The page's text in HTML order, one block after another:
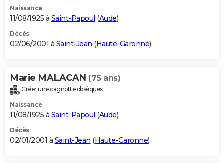
Naissance
11/08/1925 à Saint-Papoul (Aude)
Décès
02/06/2001 à Saint-Jean (Haute-Garonne)
Marie MALACAN (75 ans)
Créer une cagnotte obsèques
Naissance
11/08/1925 à Saint-Papoul (Aude)
Décès
02/01/2001 à Saint-Jean (Haute-Garonne)